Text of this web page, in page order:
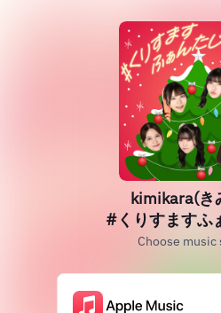
kimikara(き
#くりすますふ
Choose music